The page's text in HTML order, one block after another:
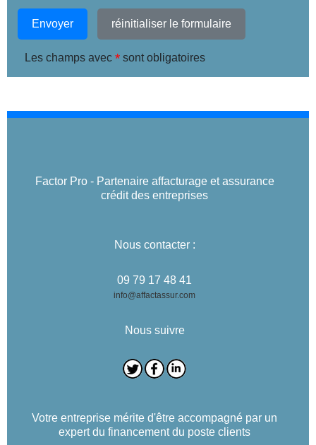
Envoyer réinitialiser le formulaire
Les champs avec * sont obligatoires
Factor Pro - Partenaire affacturage et assurance
crédit des entreprises
Nous contacter :
09 79 17 48 41
info@affactassur.com
Nous suivre
Votre entreprise mérite d'être accompagné par un
expert du financement du poste clients